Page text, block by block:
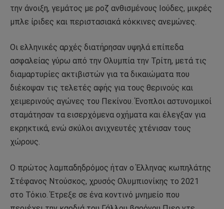
την άνοιξη, γεμάτος με ροζ ανθισμένους Ιούδες, μικρές
μπλε ίριδες και περιστασιακά κόκκινες ανεμώνες.
Οι ελληνικές αρχές διατήρησαν υψηλά επίπεδα
ασφαλείας γύρω από την Ολυμπία την Τρίτη, μετά τις
διαμαρτυρίες ακτιβιστών για τα δικαιώματα που
διέκοψαν τις τελετές αφής για τους θερινούς και
χειμερινούς αγώνες του Πεκίνου. Ένοπλοι αστυνομικοί
σταμάτησαν τα εισερχόμενα οχήματα και έλεγξαν για
εκρηκτικά, ενώ σκύλοι ανιχνευτές χτένισαν τους
χώρους.
Ο πρώτος λαμπαδηδρόμος ήταν ο Έλληνας κωπηλάτης
Στέφανος Ντούσκος, χρυσός Ολυμπιονίκης το 2021
στο Τόκιο. Έτρεξε σε ένα κοντινό μνημείο που